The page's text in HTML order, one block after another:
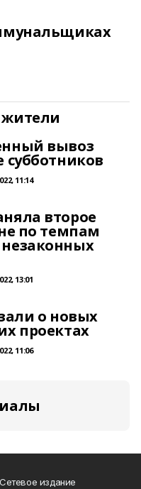
вывоз
субботников
11:14
второе
по темпам
13:01
о новых
проектах
11:06
издание